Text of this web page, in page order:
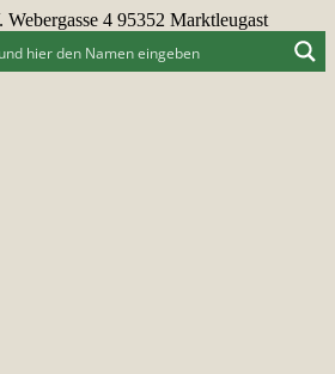
4 95352 Marktleugast